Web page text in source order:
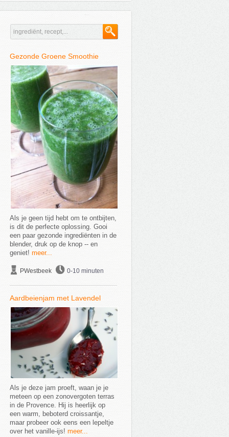
Gezonde Groene Smoothie
Als je geen tijd hebt om te ontbijten,
is dit de perfecte oplossing. Gooi
een paar gezonde ingrediënten in de
blender, druk op de knop -- en
geniet! meer...
PWestbeek 0-10 minuten
Aardbeienjam met Lavendel
Als je deze jam proeft, waan je je
meteen op een zonovergoten terras
in de Provence. Hij is heerlijk op
een warm, beboterd croissantje,
maar probeer ook eens een lepeltje
over het vanille-ijs! meer...